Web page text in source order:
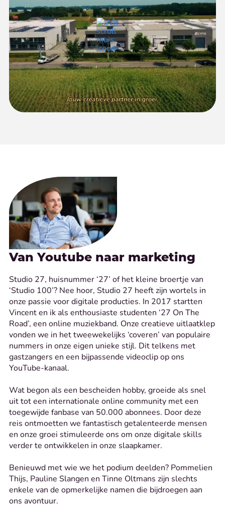
Van Youtube naar marketing
Studio 27, huisnummer ‘27’ of het kleine broertje van
‘Studio 100’? Nee hoor, Studio 27 heeft zijn wortels in
onze passie voor digitale producties. In 2017 startten
Vincent en ik als enthousiaste studenten ‘27 On The
Road’, een online muziekband. Onze creatieve uitlaatklep
vonden we in het tweewekelijks ‘coveren’ van populaire
nummers in onze eigen unieke stijl. Dit telkens met
gastzangers en een bijpassende videoclip op ons
YouTube-kanaal.
Wat begon als een bescheiden hobby, groeide als snel
uit tot een internationale online community met een
toegewijde fanbase van 50.000 abonnees. Door deze
reis ontmoetten we fantastisch getalenteerde mensen
en onze groei stimuleerde ons om onze digitale skills
verder te ontwikkelen in onze slaapkamer.
Benieuwd met wie we het podium deelden? Pommelien
Thijs, Pauline Slangen en Tinne Oltmans zijn slechts
enkele van de opmerkelijke namen die bijdroegen aan
ons avontuur.